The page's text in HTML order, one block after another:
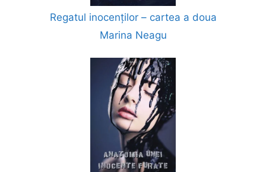
Regatul inocenților – cartea a doua
Marina Neagu